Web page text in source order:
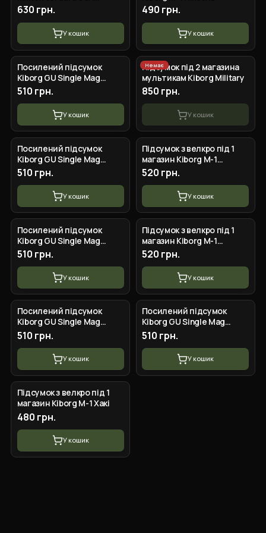
(Мультикам)
630 грн.
У кошик
490 грн.
У кошик
Посилений підсумок
Kiborg GU Single Mag
Pouch Мультикам
510 грн.
У кошик
Немає
Підсумок під 2 магазина
мультикам Kiborg Military
850 грн.
У кошик
Посилений підсумок
Kiborg GU Single Mag
Pouch Піксель
510 грн.
У кошик
Підсумок з велкро під 1
магазин Kiborg M-1
Піксель
520 грн.
У кошик
Посилений підсумок
Kiborg GU Single Mag
Pouch Чорний мультикам
510 грн.
У кошик
Підсумок з велкро під 1
магазин Kiborg M-1
Мультикам
520 грн.
У кошик
Посилений підсумок
Kiborg GU Single Mag
Pouch Хакі
510 грн.
У кошик
Посилений підсумок
Kiborg GU Single Mag
Pouch Койот
510 грн.
У кошик
Підсумок з велкро під 1
магазин Kiborg M-1 Хакі
480 грн.
У кошик